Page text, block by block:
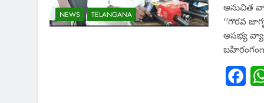
NEWS TELANGANA
అనుచిత
‘‘గౌరవ
అసభ్య